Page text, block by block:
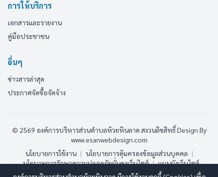
การให้บริการ
เอกสารและรายงาน
คู่มือประชาชน
อื่นๆ
ข่าวสารล่าสุด
ประกาศจัดซื้อจัดจ้าง
© 2569 องค์การบริหารส่วนตำบลห้วยหินลาด สงวนลิขสิทธิ์Design By
www.esanwebdesign.com
นโยบายการใช้งาน | นโยบายการคุ้มครองข้อมูลส่วนบุคคล |
นโยบายการรักษาความปลอดภัยมั่นคงเว็บไซต์ | แผนผังเว็บไซต์